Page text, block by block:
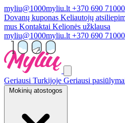
myliu@1000myliu.lt +370 690 71000
Dovanų kuponas Keliautojų
mus Kontaktai Kelionės užklausa
myliu@1000myliu.lt +370 690 71000
Geriausi Turkijoje Geriausi
Mokinių atostogos